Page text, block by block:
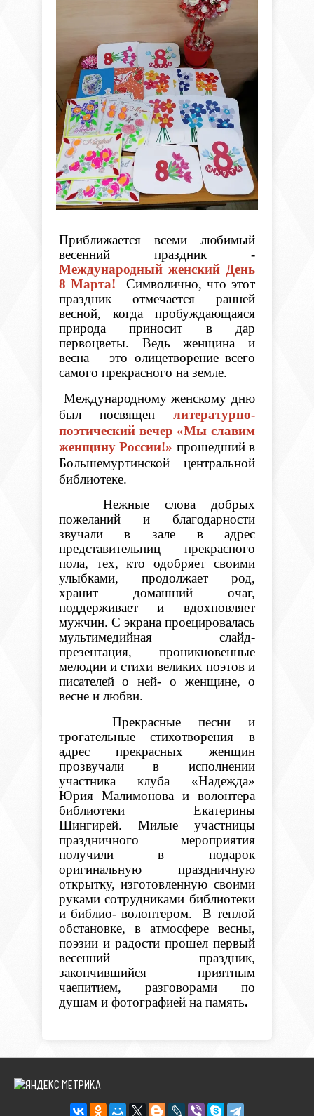
Приближается всеми любимый
весенний праздник -
Международный женский День
8 Марта! Символично, что этот
праздник отмечается ранней
весной, когда пробуждающаяся
природа приносит в дар
первоцветы. Ведь женщина и
весна – это олицетворение всего
самого прекрасного на земле.
Международному женскому дню
был посвященлитературно-
поэтический вечер «Мы славим
женщину России!» прошедший в
Большемуртинской центральной
библиотеке.
Нежные слова добрых
пожеланий и благодарности
звучали в зале в адрес
представительниц прекрасного
пола, тех, кто одобряет своими
улыбками, продолжает род,
хранит домашний очаг,
поддерживает и вдохновляет
мужчин. С экрана проецировалась
мультимедийная слайд-
презентация, проникновенные
мелодии и стихи великих поэтов и
писателей о ней- о женщине, о
весне и любви.
Прекрасные песни и
трогательные стихотворения в
адрес прекрасных женщин
прозвучали в исполнении
участника клуба «Надежда»
Юрия Малимонова и волонтера
библиотеки Екатерины
Шингирей. Милые участницы
праздничного мероприятия
получили в подарок
оригинальную праздничную
открытку, изготовленную своими
руками сотрудниками библиотеки
и библио- волонтером. В теплой
обстановке, в атмосфере весны,
поэзии и радости прошел первый
весенний праздник,
закончившийся приятным
чаепитием, разговорами по
душам и фотографией на память.